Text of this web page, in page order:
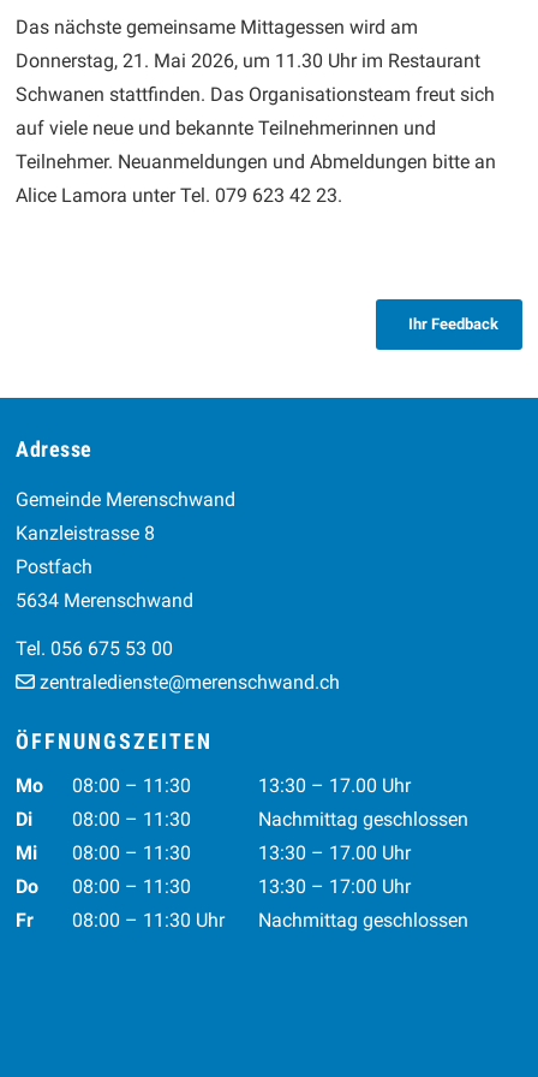
Das nächste gemeinsame Mittagessen wird am
Donnerstag, 21. Mai 2026, um 11.30 Uhr im Restaurant
Schwanen stattfinden. Das Organisationsteam freut sich
auf viele neue und bekannte Teilnehmerinnen und
Teilnehmer. Neuanmeldungen und Abmeldungen bitte an
Alice Lamora unter Tel. 079 623 42 23.
Ihr Feedback
Footer
Adresse
Gemeinde Merenschwand
Kanzleistrasse 8
Postfach
5634 Merenschwand
Tel. 056 675 53 00
zentraledienste@merenschwand.ch
ÖFFNUNGSZEITEN
Wochentag Vormittag Nachmittag
Mo 08:00 – 11:30
13:30 – 17.00 Uhr
Di
08:00 – 11:30
Nachmittag geschlossen
Mi
08:00 – 11:30
13:30 – 17.00 Uhr
Do
08:00 – 11:30
13:30 – 17:00 Uhr
Fr
08:00 – 11:30 Uhr Nachmittag geschlossen